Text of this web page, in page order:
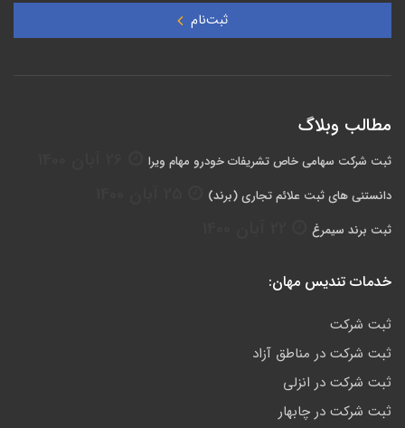
ثبت‌نام
مطالب وبلاگ
ثبت شرکت سهامی خاص تشریفات خودرو مهام ویرا
دانستنی های ثبت علائم تجاری (برند)
ثبت برند سیمرغ
خدمات تندیس مهان:
ثبت شرکت
ثبت شرکت در مناطق آزاد
ثبت شرکت در انزلی
ثبت شرکت در چابهار